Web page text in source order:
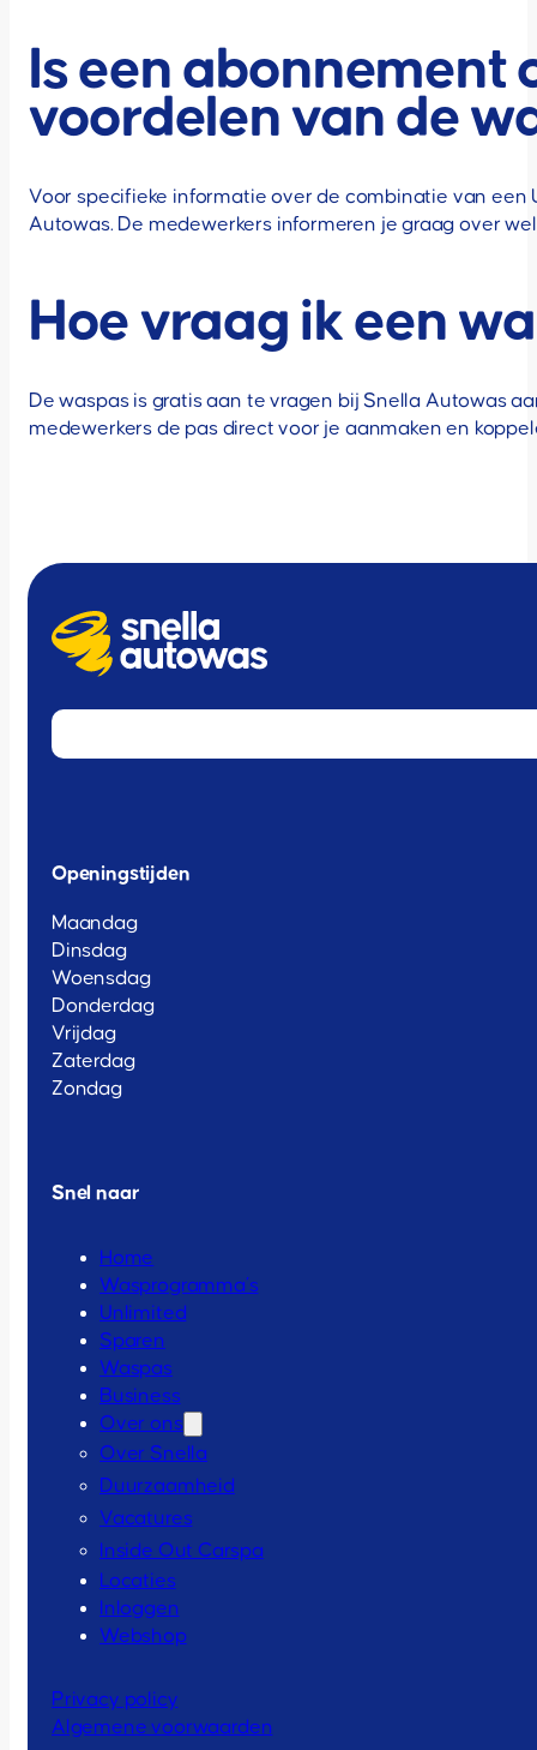
Is een abonnement
voordelen van de
Voor specifieke informatie over de combinatie van
Autowas. De medewerkers informeren je graag over
Hoe vraag ik een
De waspas is gratis aan te vragen bij Snella Autowas
medewerkers de pas direct voor je aanmaken en
Openingstijden
Maandag
Dinsdag
Woensdag
Donderdag
Vrijdag
Zaterdag
Zondag
Snel naar
Home
Wasprogramma’s
Unlimited
Sparen
Waspas
Business
Over ons
Over Snella
Duurzaamheid
Vacatures
Inside Out Carspa
Locaties
Inloggen
Webshop
Privacy policy
Algemene voorwaarden